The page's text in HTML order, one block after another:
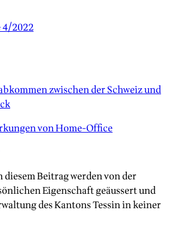
2022
zwischen der Schweiz und
von Home-Office
Beitrag werden von der
Eigenschaft geäussert und
des Kantons Tessin in keiner